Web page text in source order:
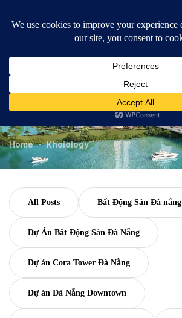
Author:
Home Khoiology
All Posts Bất Động Sản Đà nẵng
Dự Án Bất Động Sản Đà Nẵng
Dự án Cora Tower Đà Nẵng
Dự án Đà Nẵng Downtown